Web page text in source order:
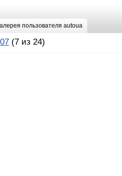
пользователя autoua
(7 из 24)